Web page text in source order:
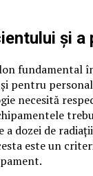
și a
fundamental
pentru
necesită
a dozei de
este un